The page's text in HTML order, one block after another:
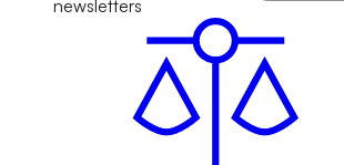
newsletters